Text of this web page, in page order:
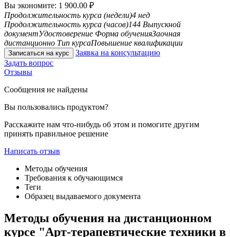
Вы экономите: 1 900.00 ₽
Продолжительность курса (недели)4 нед
Продолжительность курса (часов)144 Выпускной
документУдостоверение Форма обученияЗаочная
дистанционно Тип курсаПовышение квалификации
Записаться на курс
Заявка на консультацию
Задать вопрос
Отзывы
Сообщения не найдены
Вы пользовались продуктом?
Расскажите нам что-нибудь об этом и помогите другим
принять правильное решение
Написать отзыв
Методы обучения
Требования к обучающимся
Теги
Образец выдаваемого документа
Методы обучения на дистанционном
курсе "Арт-терапевтические техники в